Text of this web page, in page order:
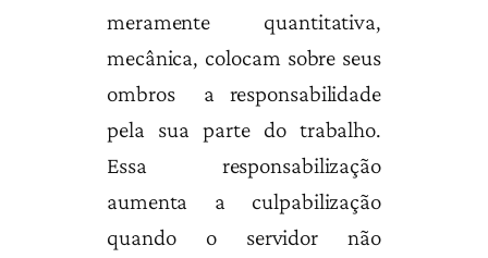
meramente quantitativa,
mecânica, colocam sobre seus
ombros a responsabilidade
pela sua parte do trabalho.
Essa responsabilização
aumenta a culpabilização
quando o servidor não